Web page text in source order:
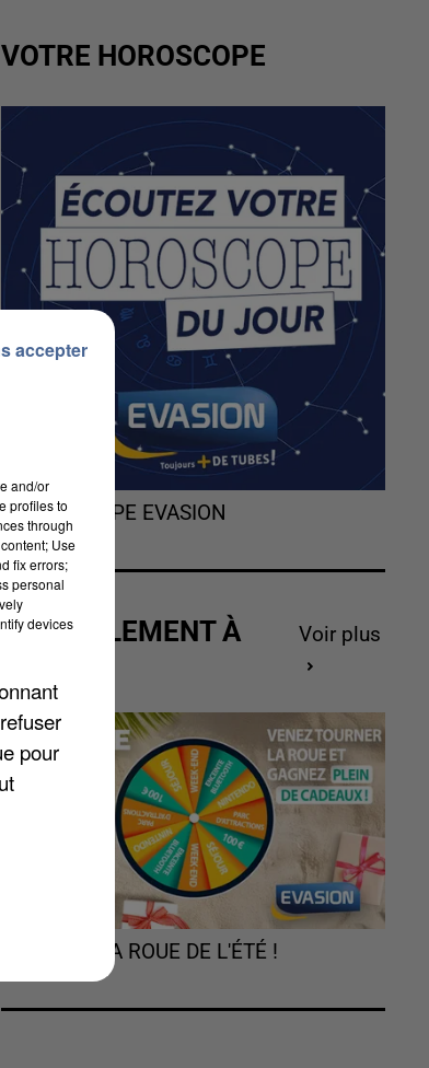
VOTRE HOROSCOPE
L'HOROSCOPE EVASION
ACTUELLEMENT À
Voir plus
TOURNEZ LA ROUE DE L'ÉTÉ !
and/or
profiles to
through
Use
fix errors;
personal
devices
pour
accepter